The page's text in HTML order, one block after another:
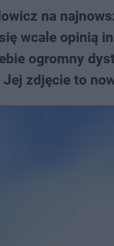
na
wcale opinią
ogromny
zdjęcie to